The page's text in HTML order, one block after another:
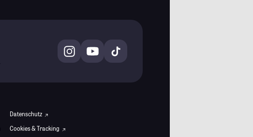
Datenschutz
Cookies & Tracking